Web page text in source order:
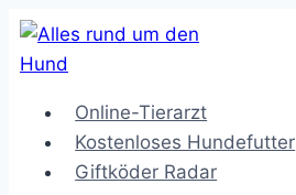
Zum
Inhalt
Online-Tierarzt
Kostenloses Hundefutter
Giftköder Radar